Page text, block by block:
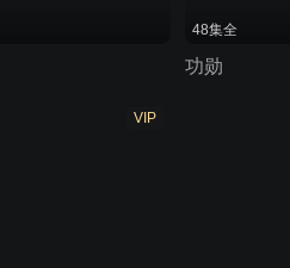
48集全
功勋
VIP